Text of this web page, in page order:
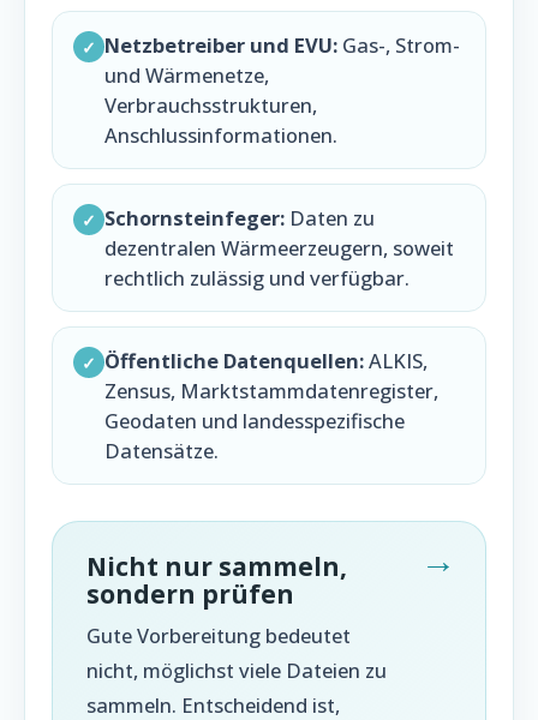
✓ Netzbetreiber und EVU: Gas-, Strom-
und Wärmenetze,
Verbrauchsstrukturen,
Anschlussinformationen.
✓ Schornsteinfeger: Daten zu
dezentralen Wärmeerzeugern, soweit
rechtlich zulässig und verfügbar.
✓ Öffentliche Datenquellen:ALKIS,
Zensus, Marktstammdatenregister,
Geodaten und landesspezifische
Datensätze.
Nicht nur sammeln,
sondern prüfen
Gute Vorbereitung bedeutet
nicht, möglichst viele Dateien zu
sammeln. Entscheidend ist,